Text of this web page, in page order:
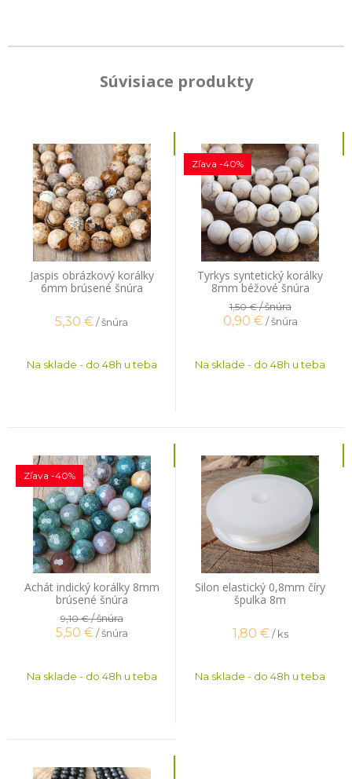
Súvisiace produkty
Jaspis obrázkový korálky
6mm brúsené šnúra
5,30 €/ šnúra
Na sklade - do 48h u teba
Tyrkys syntetický korálky
8mm béžové šnúra
Zľava -40%
1,50 €/ šnúra
0,90 € / šnúra
Na sklade - do 48h u teba
Achát indický korálky 8mm
brúsené šnúra
Zľava -40%
9,10 €/ šnúra
5,50 € / šnúra
Na sklade - do 48h u teba
Silon elastický 0,8mm číry
špulka 8m
1,80 € / ks
Na sklade - do 48h u teba